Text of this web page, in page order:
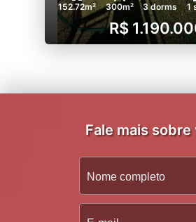
152.72m² 300m² 3 dorms 1
R$
Fale mais